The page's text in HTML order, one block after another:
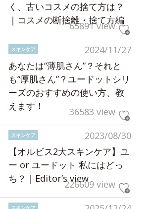
く、古いコスメの捨て方は？
｜コスメの断捨離・捨て方編
65891 view
2024/11/27
スキンケア
あなたは“薄肌さん”？それと
も“厚肌さん”？ユードットシリ
ーズのおすすめの使い方、教
えます！
36583 view
2023/08/30
スキンケア
【オルビス2大スキンケア】ユ
ー or ユードット 私にはどっ
ち？｜Editor’s view226609 view
スキンケア